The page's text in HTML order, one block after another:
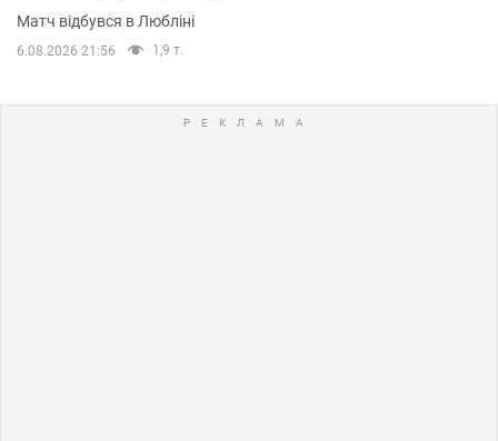
Матч відбувся в Любліні
6.08.2026 21:56 1,9 т.